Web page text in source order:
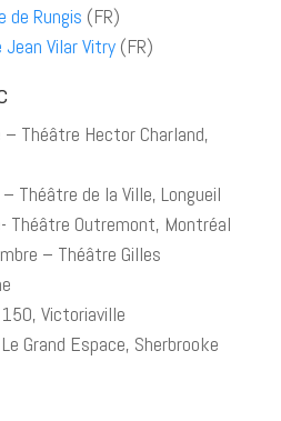
de Rungis (FR)
Vilar Vitry (FR)
Théâtre Hector Charland,
Théâtre de la Ville, Longueil
Théâtre Outremont, Montréal
– Théâtre Gilles
Victoriaville
Grand Espace, Sherbrooke